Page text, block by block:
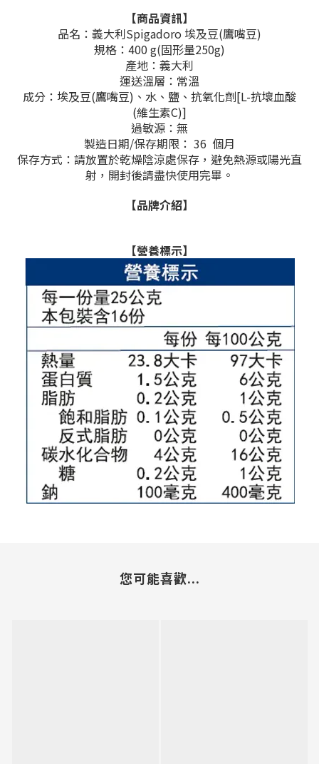
【商品資訊】
品名：義大利Spigadoro 埃及豆(鷹嘴豆)
規格：400 g(固形量250g)
產地：義大利
運送溫層：常溫
成分： 埃及豆(鷹嘴豆)、水、鹽、抗氧化劑[L-抗壞血酸
(維生素C)]
過敏源：無
製造日期/保存期限： 36 個月
保存方式：請放置於乾燥陰涼處保存，避免熱源或陽光直
射，開封後請盡快使用完畢。
【品牌介紹】
【營養標示】
您可能喜歡...